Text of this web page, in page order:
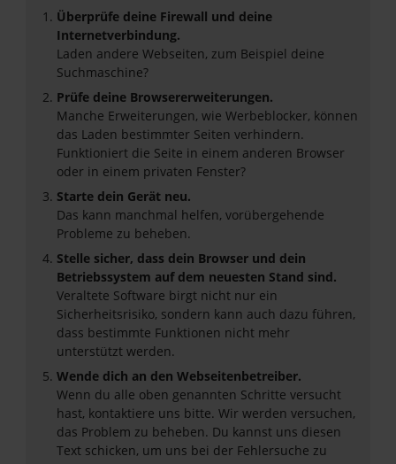
Überprüfe deine Firewall und deine
Internetverbindung.
Laden andere Webseiten, zum Beispiel deine
Suchmaschine?
Prüfe deine Browsererweiterungen.
Manche Erweiterungen, wie Werbeblocker, können
das Laden bestimmter Seiten verhindern.
Funktioniert die Seite in einem anderen Browser
oder in einem privaten Fenster?
Starte dein Gerät neu.
Das kann manchmal helfen, vorübergehende
Probleme zu beheben.
Stelle sicher, dass dein Browser und dein
Betriebssystem auf dem neuesten Stand sind.
Veraltete Software birgt nicht nur ein
Sicherheitsrisiko, sondern kann auch dazu führen,
dass bestimmte Funktionen nicht mehr
unterstützt werden.
Wende dich an den Webseitenbetreiber.
Wenn du alle oben genannten Schritte versucht
hast, kontaktiere uns bitte. Wir werden versuchen,
das Problem zu beheben. Du kannst uns diesen
Text schicken, um uns bei der Fehlersuche zu